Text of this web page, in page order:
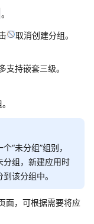
。
取消创建分组。
支持嵌套三级。
“未分组”组别，
分组，新建应用时
该分组中。
面，可根据需要将应